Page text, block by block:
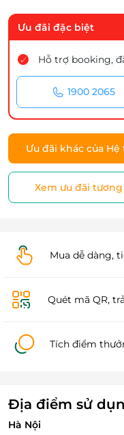
Ưu đãi đặc biệt
Hỗ trợ booking,
1900 2065
Ưu đãi khác của
Xem ưu đãi
Mua dễ dàng,
Quét mã QR,
Tích điểm
Địa điểm sử
Hà Nội